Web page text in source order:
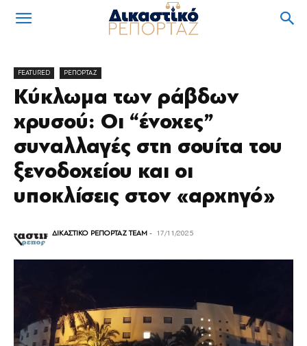
FEATURED ΡΕΠΟΡΤΑΖ
Κύκλωμα των ράβδων
χρυσού: Οι “ένοχες”
συναλλαγές στη σουίτα του
ξενοδοχείου και οι
υποκλίσεις στον «αρχηγό»
ΔΙΚΑΣΤΙΚΟ ΡΕΠΟΡΤΑΖ TEAM - 17/11/2025